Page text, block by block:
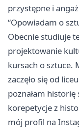
przystępne i
“Opowiadam o
Obecnie studiuje
projektowanie
kursach o sztuce.
zaczęło się od
poznałam
korepetycje z
mój profil na